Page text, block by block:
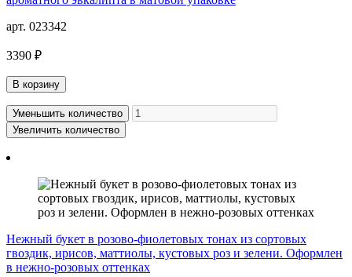
арт. 023342
3390 ₽
В корзину
Уменьшить количество
Увеличить количество
Нежный букет в розово-фиолетовых тонах из сортовых
гвоздик, ирисов, маттиолы, кустовых роз и зелени. Оформлен
в нежно-розовых оттенках